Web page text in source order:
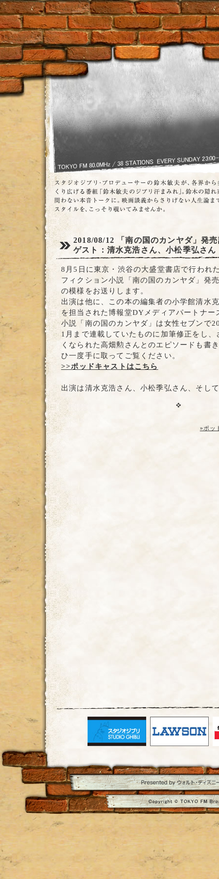
2018/08/12
「南の国のカンヤダ」発
ゲスト：清水克浩さん、小松季弘さん
8月5日に東京・渋谷の大盛堂書店で行われ
フィクション小説「南の国のカンヤダ」発
の模様をお送りします。
出演は他に、この本の編集者の小学館清水
を担当された博報堂DYメディアパートナー
小説「南の国のカンヤダ」は女性セブンで
1月まで連載していたものに加筆修正をし
くなられた高畑勲さんとのエピソードも書
ひ一度手に取ってご覧ください。
>>ポッドキャストはこちら
出演は清水克浩さん、小松季弘さん、そし
»ポッ